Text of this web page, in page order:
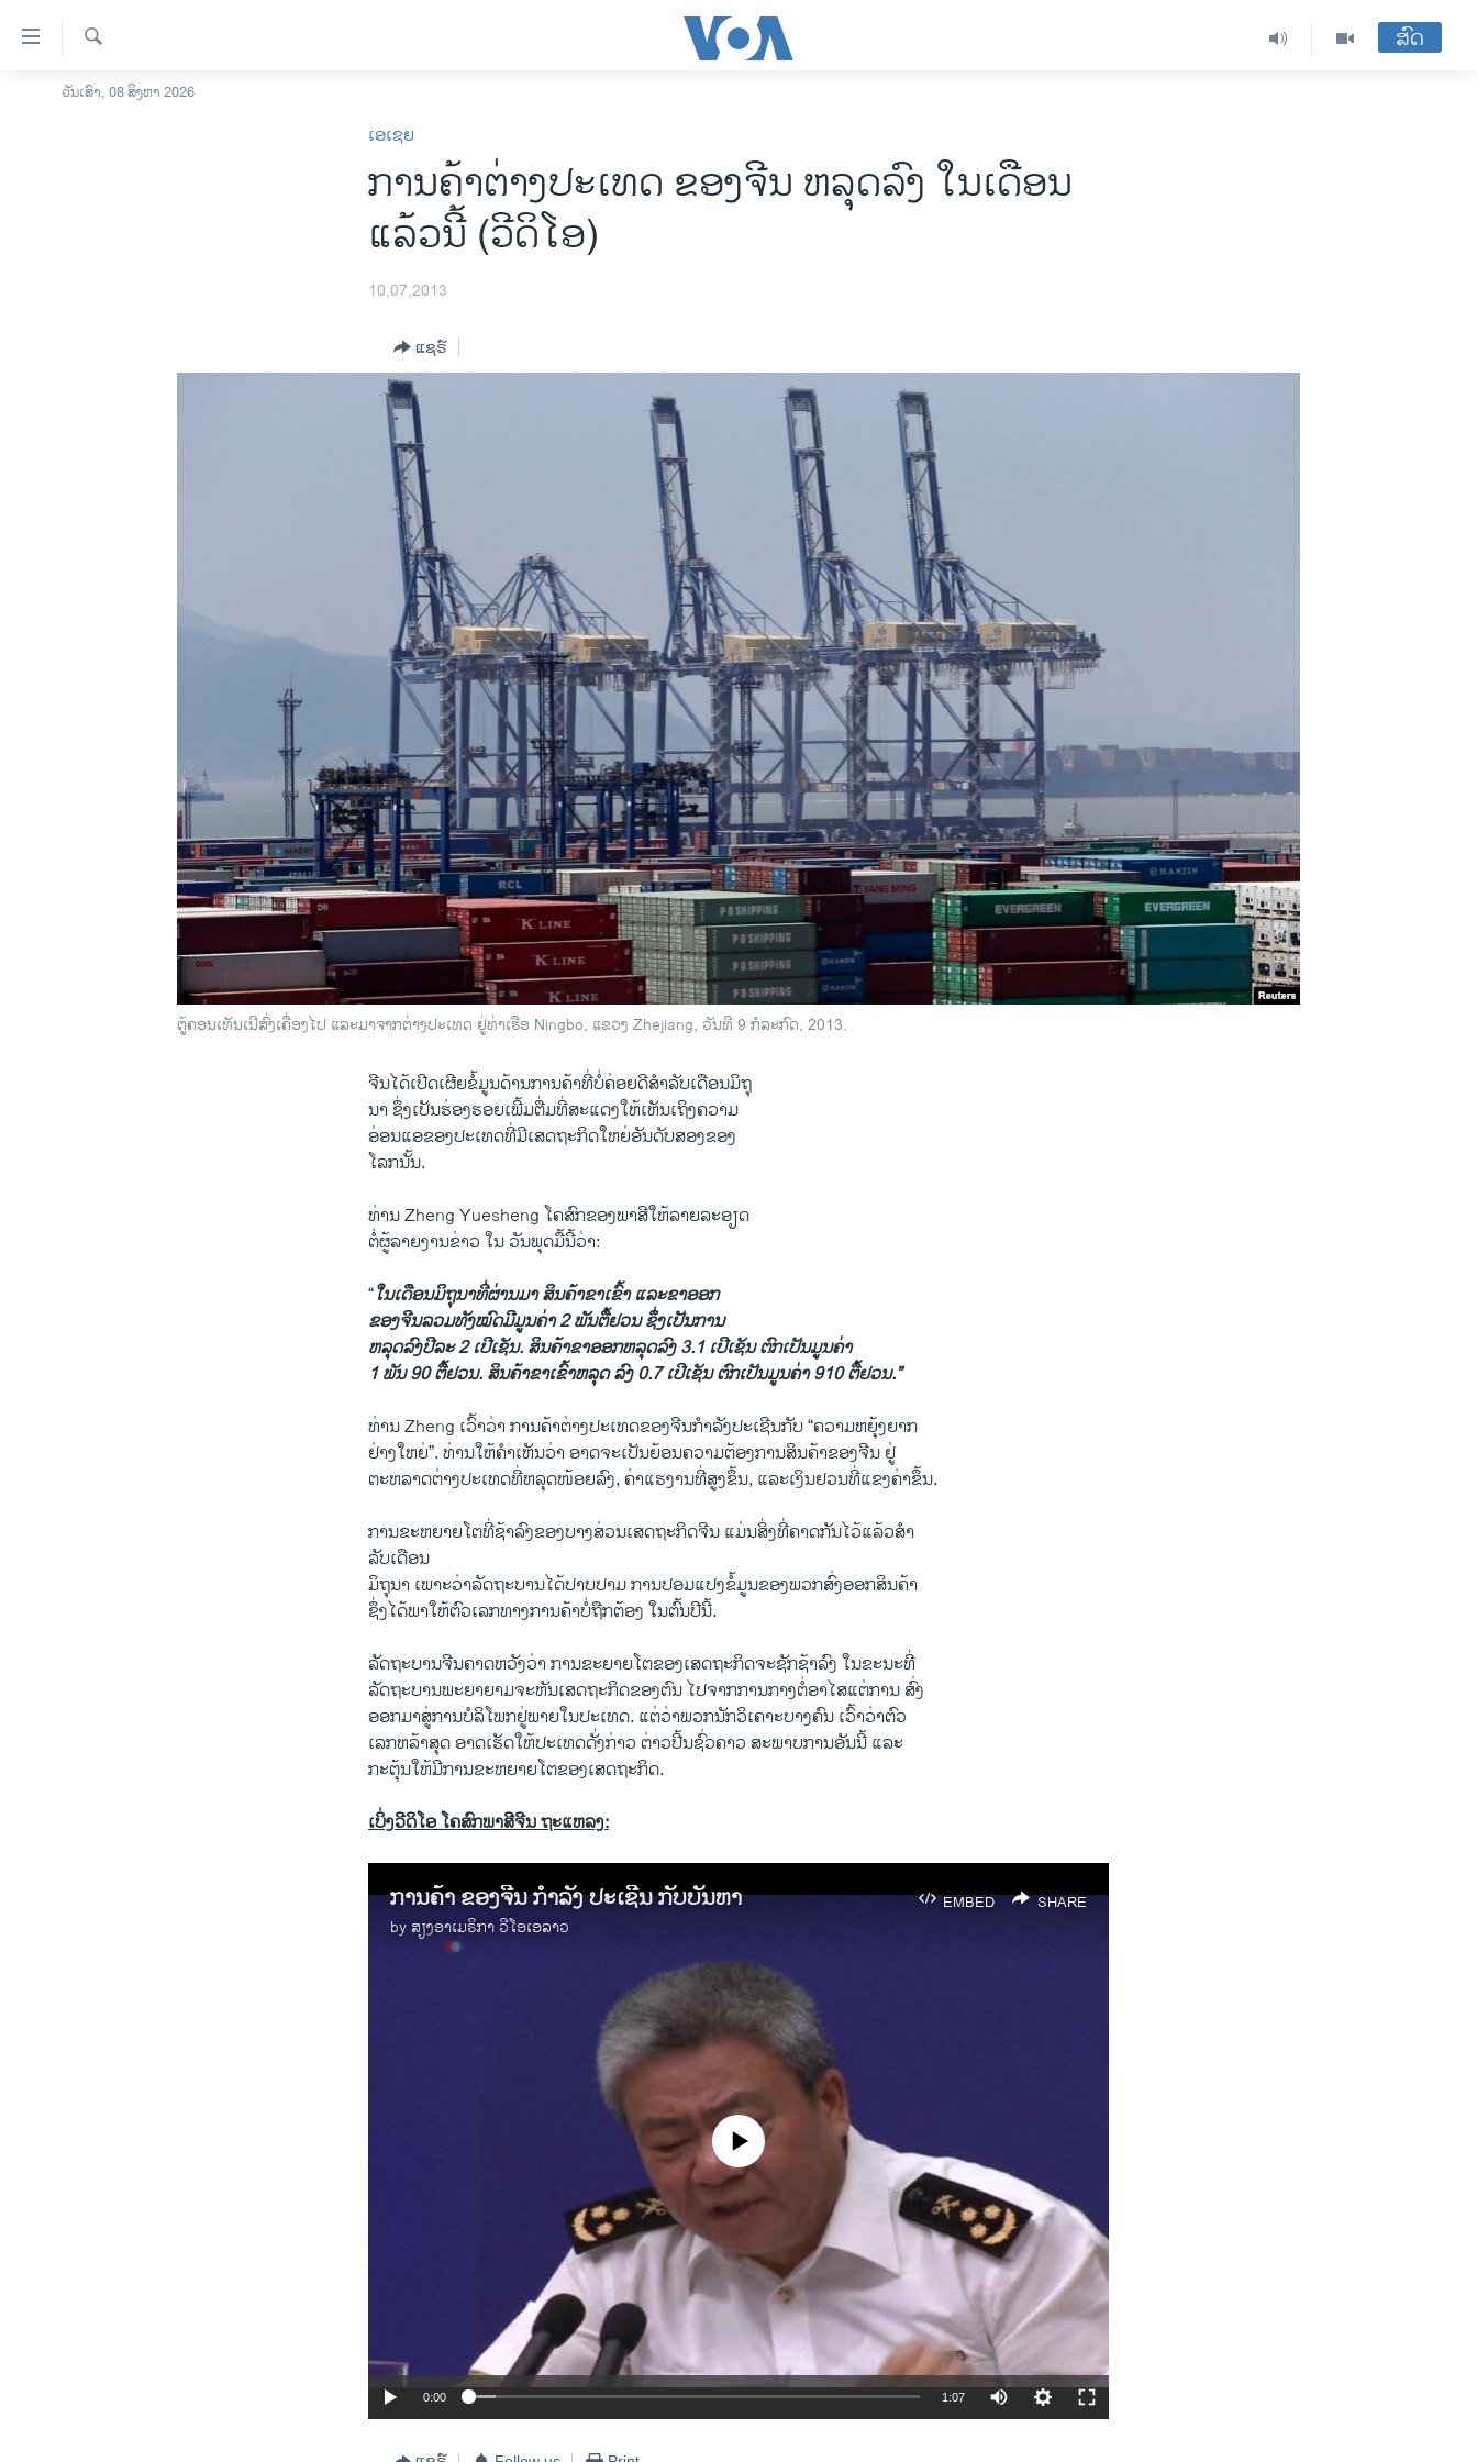
ລິ້ງ
ສຳຫລັບ
ໂຮມເພຈ
ຄົ້ນຫາ
ສົດ
ວັນເສົາ, 08 ສິງຫາ 2026
ເອເຊຍ
ການຄ້າຕ່າງປະເທດ ຂອງຈີນ ຫລຸດລົງ ໃນເດືອນ
ແລ້ວນີ້ (ວີດິໂອ)
10,07,2013
ແຊຣ໌
ຕູ້ຄອນເທັນເນີສົ່ງເຄື່ອງໄປ ແລະມາຈາກຕ່າງປະເທດ ຢູ່ທ່າເຮືອ Ningbo, ແຂວງ Zhejiang, ວັນທີ 9 ກໍລະກົດ, 2013.
ຈີນໄດ້ເປີດເຜີຍຂໍ້ມູນດ້ານການຄ້າທີ່ບໍ່ຄ່ອຍດີສໍາລັບເດືອນມິຖຸ
ນາ ຊຶ່ງເປັນຮ່ອງຮອຍ​ເພີ້ມຕື່ມ​ທີ່ສະແດງໃຫ້ເຫັນເຖິງຄວາມ
ອ່ອນແອຂອງປະເທດທີ່ມີເສດຖະກິດໃຫຍ່ອັນດັບສອງຂອງ
ໂລກນັ້ນ.
ທ່ານ Zheng Yuesheng ໂຄສົກຂອງພາສີໃຫ້ລາຍລະອຽດ
ຕໍ່ຜູ້ລາຍງານຂ່າວ ໃນ ວັນພຸດມື້ນີ້ວ່າ:
“ໃນເດືອນມິຖຸນາທີ່ຜ່ານມາ ສິນຄ້າຂາເຂົ້າ ແລະຂາອອກ
ຂອງຈີນລວມທັງໝົດມີ​ມູນ​ຄ່າ 2 ພັນຕື້ຢວນ ຊຶ່ງເປັນການ
ຫລຸດລົງປີລະ 2 ເປີເຊັນ. ສິນຄ້າຂາອອກຫລຸດລົງ 3.1 ເປີເຊັນ ຕົກ​ເປັນມູນ​ຄ່າ
1 ພັນ 90 ຕື້ຢວນ. ສິນຄ້າຂາເຂົ້າຫລຸດ ລົງ 0.7 ເປີເຊັນ ຕົກ​ເປັນ​ມູນ​ຄ່າ 910 ຕື້ຢວນ.”
ທ່ານ Zheng ເວົ້າວ່າ ການຄ້າຕ່າງປະເທດຂອງຈີນກໍາລັງປະເຊີນກັບ “ຄວາ​ມຫຍຸ້ງຍາກ
ຢ່າງໃຫຍ່”. ທ່ານໃຫ້ຄໍາເຫັນວ່າ ອາດ​ຈະ​ເປັນ​ຍ້ອນຄວາມຕ້ອງການສິນຄ້າຂອງຈີນ ຢູ່
ຕະຫລາດຕ່າງປະເທດທີ່​ຫລຸດ​ໜ້ອຍ​ລົງ, ຄ່າແຮງານທີ່​ສູງ​ຂຶ້ນ, ແລະເງິນຢວນທີ່​ແຂງ​ຄ່າ​ຂຶ້ນ.
ການຂະຫຍາຍໂຕທີ່ຊ້າ​ລົງຂອງບາງ​ສ່ວນເສດຖະກິດຈີນ ແມ່ນສິ່ງທີ່ຄາດກັນໄວ້​ແລ້ວສຳ
ລັບເດືອນ
ມິຖຸນາ ເພາະວ່າລັດຖະບານໄດ້ປາບປາມ ການປອມແປງຂໍ້​ມູນຂອງພວກສົ່ງອອກສິນຄ້າ
ຊຶ່ງໄດ້ພາໃຫ້ຕົວເລກທາງການຄ້າບໍ່ຖືກຕ້ອງ ໃນຕົ້ນປີນີ້.
ລັດຖະບານຈີນຄາດຫວັງວ່າ ການຂະຍາຍໂຕຂອງເສດຖະກິດຈະຊັກຊ້າລົງ ​ໃນ​ຂະນະທີ່
ລັດຖະບານພະຍາຍາມຈະ​ຫັນເສດຖະກິດຂອງຕົນ ​ໄປ​ຈາກ​ການກາງຕໍ່ອາໄສແຕ່ການ ສົ່ງ
ອອກມາສູ່ການບໍລິໂພກຢູ່ພາຍໃນປະເທດ. ແຕ່ວ່າພວກນັກວິເຄາະບາງຄົນ ເວົ້າວ່າຕົວ
ເລກຫລ້າສຸດ ອາດເຮັດໃຫ້ປະເທດດັ່ງກ່າວ ຕ່າວປີ້ນຊົ່ວຄາວ ສະພາບການອັນນີ້ ແລະ
ກະຕຸ້ນໃຫ້ມີການຂະຫຍາຍໂຕຂອງເສດຖະກິດ.
ເບິ່ງວີດິໂອ ໂຄສົກພາສີຈີນ ຖະແຫລງ:
EMBED SHARE
ການຄ້າ ຂອງຈີນ ກໍາລັງ ປະເຊີນ ກັບບັນຫາ
by ສຽງອາເມຣິກາ ວີໂອເອລາວ
No media source currently available
0:00 1:07